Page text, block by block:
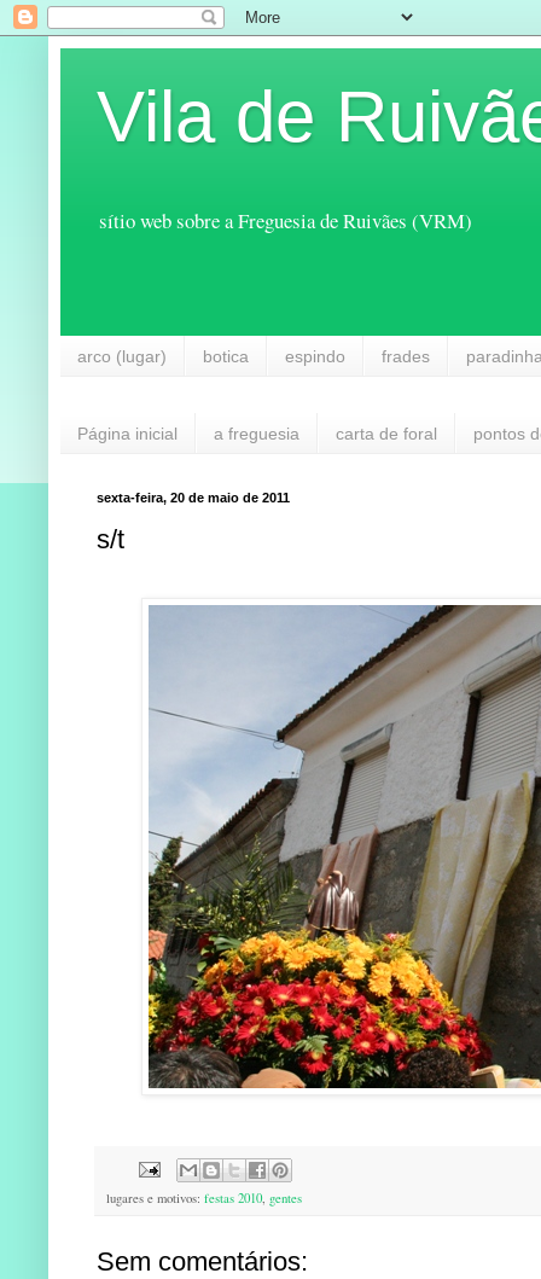
Vila de
sítio web sobre a Freguesia de Ruivães (VRM)
arco (lugar) botica espindo frades
Página inicial a freguesia carta de foral pontos
sexta-feira, 20 de maio de 2011
s/t
lugares e motivos: festas 2010, gentes
Sem comentários: